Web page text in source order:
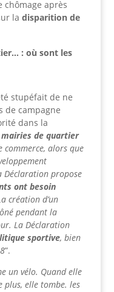
chômage après
la disparition de
: où sont les
stupéfait de ne
de campagne
dans la
de quartier
commerce, alors que
Déclaration propose
ont besoin
création d’un
pendant la
La Déclaration
sportive, bien
”.
un vélo. Quand elle
plus, elle tombe. les